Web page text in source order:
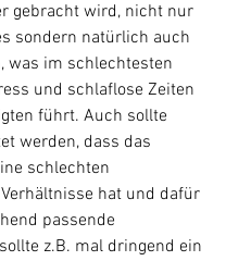
gebracht wird, nicht nur
sondern natürlich auch
was im schlechtesten
und schlaflose Zeiten
führt. Auch sollte
werden, dass das
schlechten
hat und dafür
passende
z.B. mal dringend ein